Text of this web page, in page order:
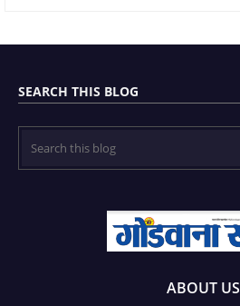
SEARCH THIS BLOG
ABOUT US